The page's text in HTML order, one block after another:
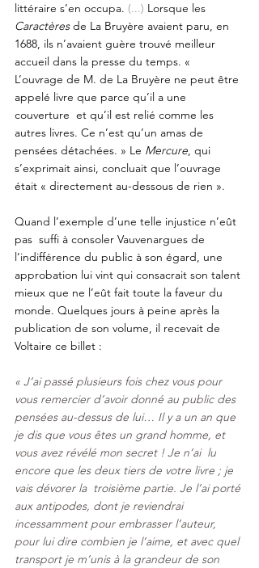
littéraire s’en occupa. (...) Lorsque les
Caractères de La Bruyère avaient paru, en
1688, ils n’avaient guère trouvé meilleur
accueil dans la presse du temps. «
L’ouvrage de M. de La Bruyère ne peut être
appelé livre que parce qu’il a une
couverture  et qu’il est relié comme les
autres livres. Ce n’est qu’un amas de
pensées détachées. » Le Mercure, qui
s’exprimait ainsi, concluait que l’ouvrage
était « directement au-dessous de rien ».
Quand l’exemple d’une telle injustice n’eût
pas  suffi à consoler Vauvenargues de
l’indifférence du public à son égard, une
approbation lui vint qui consacrait son talent
mieux que ne l’eût fait toute la faveur du
monde. Quelques jours à peine après la
publication de son volume, il recevait de
Voltaire ce billet :
« J’ai passé plusieurs fois chez vous pour
vous remercier d’avoir donné au public des
pensées au-dessus de lui… Il y a un an que
je dis que vous êtes un grand homme, et
vous avez révélé mon secret ! Je n’ai  lu
encore que les deux tiers de votre livre ; je
vais dévorer la  troisième partie. Je l’ai porté
aux antipodes, dont je reviendrai
incessamment pour embrasser l’auteur,
pour lui dire combien je l’aime, et avec quel
transport je m’unis à la grandeur de son